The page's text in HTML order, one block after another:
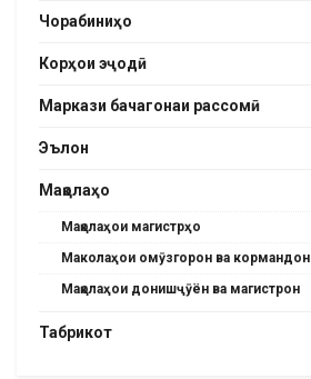
Чорабиниҳо
Корҳои эҷодӣ
Маркази бачагонаи рассомӣ
Эълон
Мақолаҳо
Мақолаҳои магистрҳо
Маколаҳои омӯзгорон ва кормандон
Мақолаҳои донишҷӯён ва магистрон
Табрикот